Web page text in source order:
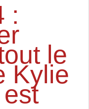
:
le
Kylie